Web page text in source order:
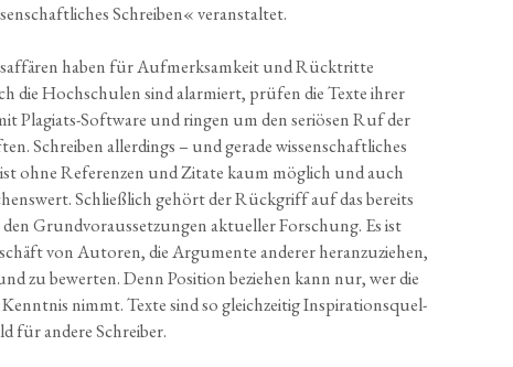
Schrei­ben« veranstaltet.
haben für Auf­merk­sam­keit und Rück­trit­te
die Hoch­schu­len sind alar­miert, prü­fen die Tex­te ihrer
Pla­gi­ats-Soft­ware und rin­gen um den seriö­sen Ruf der
Schrei­ben aller­dings – und gera­de wis­sen­schaft­li­ches
ohne Refe­ren­zen und Zita­te kaum mög­lich und auch
Schließ­lich gehört der Rück­griff auf das bereits
Grund­vor­aus­set­zun­gen aktu­el­ler For­schung. Es ist
von Autoren, die Argu­men­te ande­rer her­an­zu­zie­hen,
zu bewer­ten. Denn Posi­ti­on bezie­hen kann nur, wer die
nimmt. Tex­te sind so gleich­zei­tig Inspi­ra­ti­ons­quel­
für ande­re Schreiber.